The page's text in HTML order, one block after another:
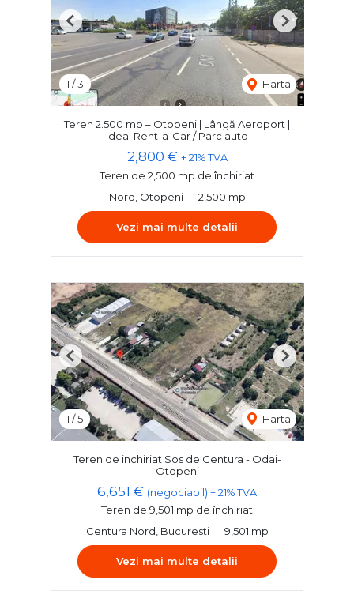
1 /3 Harta
Previous Next
Teren 2.500 mp – Otopeni | Lângă Aeroport |
Ideal Rent-a-Car / Parc auto
2,800 € + 21% TVA
Teren de 2,500 mp de închiriat
Nord, Otopeni
2,500 mp
Vezi mai multe detalii
1 /5 Harta
Previous Next
Teren de inchiriat Sos de Centura - Odai-
Otopeni
6,651 € (negociabil) + 21% TVA
Teren de 9,501 mp de închiriat
Centura Nord, Bucuresti
9,501 mp
Vezi mai multe detalii